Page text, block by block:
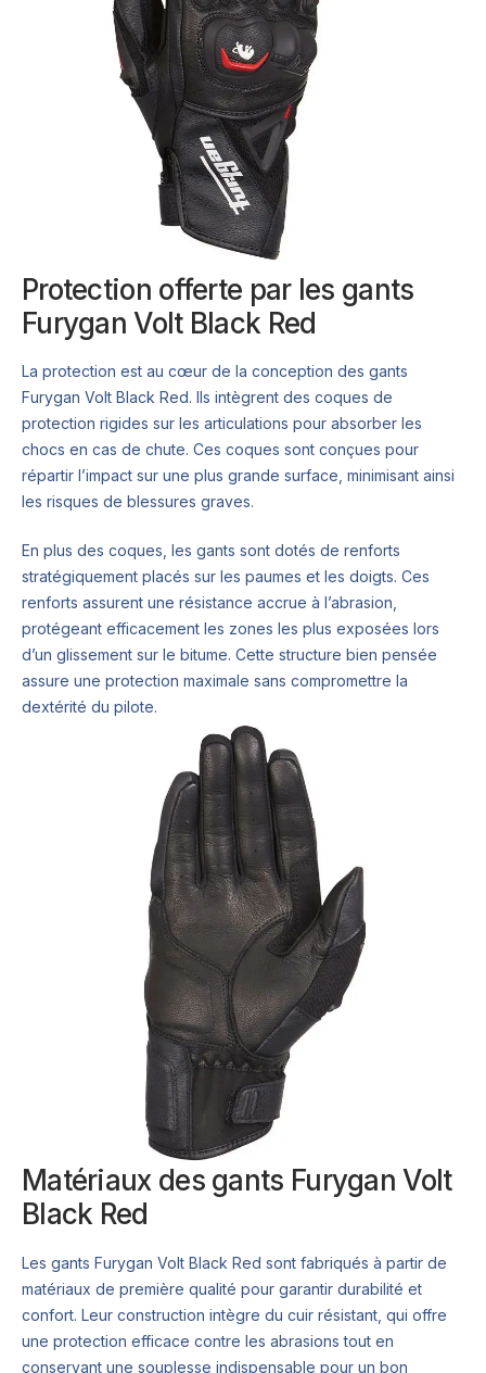
Protection offerte par les gants
Furygan Volt Black Red
La protection est au cœur de la conception des gants
Furygan Volt Black Red. Ils intègrent des coques de
protection rigides sur les articulations pour absorber les
chocs en cas de chute. Ces coques sont conçues pour
répartir l’impact sur une plus grande surface, minimisant ainsi
les risques de blessures graves.
En plus des coques, les gants sont dotés de renforts
stratégiquement placés sur les paumes et les doigts. Ces
renforts assurent une résistance accrue à l’abrasion,
protégeant efficacement les zones les plus exposées lors
d’un glissement sur le bitume. Cette structure bien pensée
assure une protection maximale sans compromettre la
dextérité du pilote.
Matériaux des gants Furygan Volt
Black Red
Les gants Furygan Volt Black Red sont fabriqués à partir de
matériaux de première qualité pour garantir durabilité et
confort. Leur construction intègre du cuir résistant, qui offre
une protection efficace contre les abrasions tout en
conservant une souplesse indispensable pour un bon